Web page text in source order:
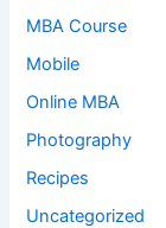
MBA Course
Mobile
Online MBA
Photography
Recipes
Uncategorized